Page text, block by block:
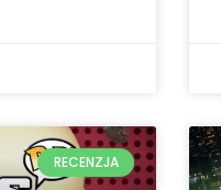
RECENZJA